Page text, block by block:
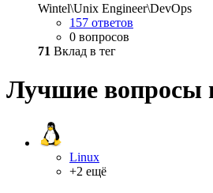
Wintel\Unix Engineer\DevOps
157 ответов
0 вопросов
71 Вклад в тег
Лучшие вопросы
Linux
+2 ещё